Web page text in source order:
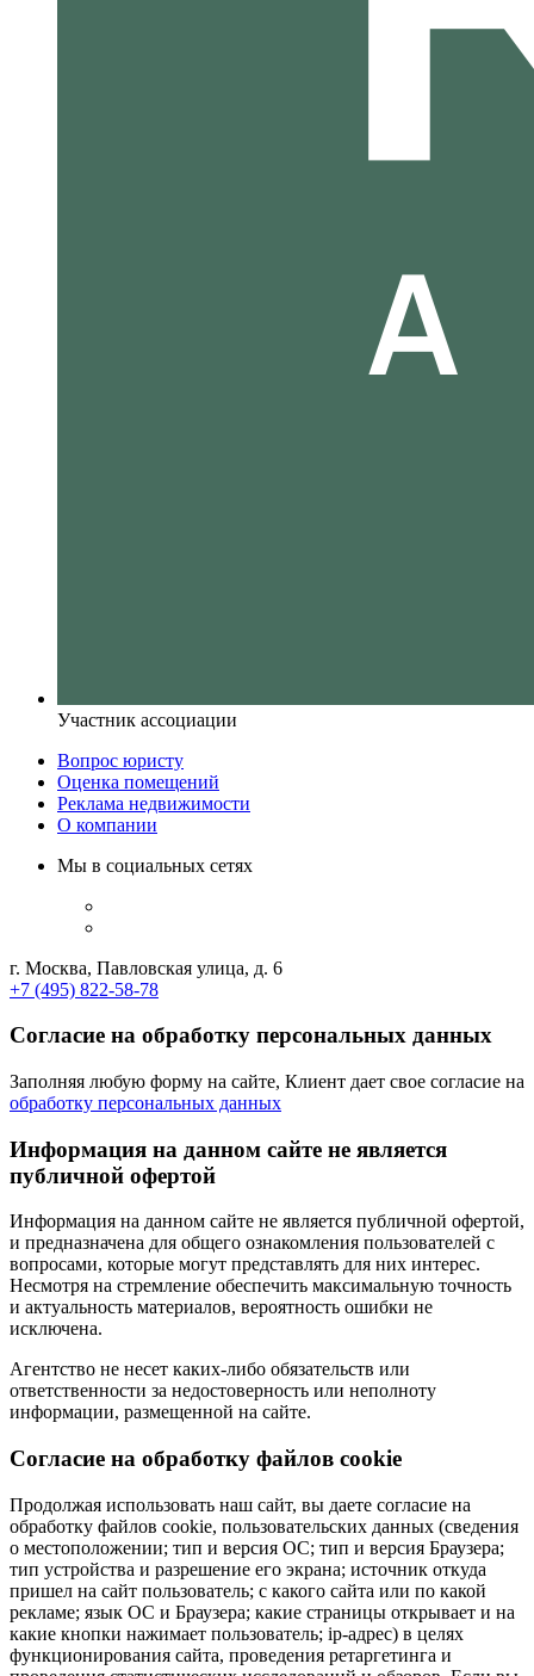
Участник ассоциации
Вопрос юристу
Оценка помещений
Реклама недвижимости
О компании
Мы в социальных сетях
г. Москва, Павловская улица, д. 6
+7 (495) 822-58-78
Согласие на обработку персональных данных
Заполняя любую форму на сайте, Клиент дает свое согласие на
обработку персональных данных
Информация на данном сайте не является
публичной офертой
Информация на данном сайте не является публичной офертой,
и предназначена для общего ознакомления пользователей с
вопросами, которые могут представлять для них интерес.
Несмотря на стремление обеспечить максимальную точность
и актуальность материалов, вероятность ошибки не
исключена.
Агентство не несет каких-либо обязательств или
ответственности за недостоверность или неполноту
информации, размещенной на сайте.
Cогласие на обработку файлов cookie
Продолжая использовать наш сайт, вы даете согласие на
обработку файлов cookie, пользовательских данных (сведения
о местоположении; тип и версия ОС; тип и версия Браузера;
тип устройства и разрешение его экрана; источник откуда
пришел на сайт пользователь; с какого сайта или по какой
рекламе; язык ОС и Браузера; какие страницы открывает и на
какие кнопки нажимает пользователь; ip-адрес) в целях
функционирования сайта, проведения ретаргетинга и